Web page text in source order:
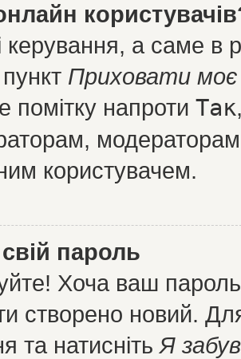
керування, а саме в
Приховати моє
помітку напроти Так
користувачем.
пароль
Хоча ваш
створено новий.
та натисніть Я